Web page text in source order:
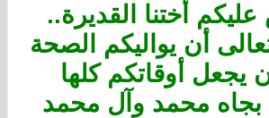
أختنا القديرة..
أن يواليكم الصحة
يجعل أوقاتكم كلها
محمد وآل محمد